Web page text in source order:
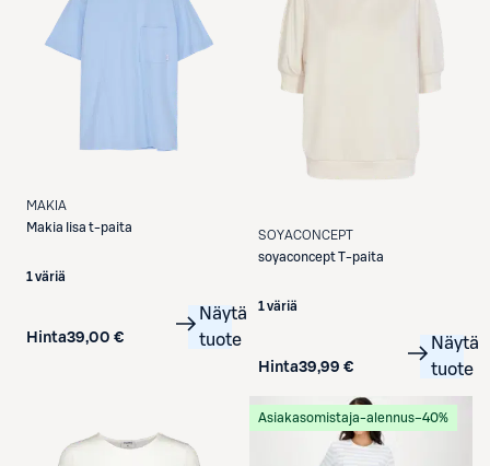
MAKIA
Makia Iisa t-paita
1 väriä
Hinta39,00 €
Näytä
tuote
SOYACONCEPT
soyaconcept T-paita
1 väriä
Hinta39,99 €
Näytä
tuote
Asiakasomistaja-alennus−40%